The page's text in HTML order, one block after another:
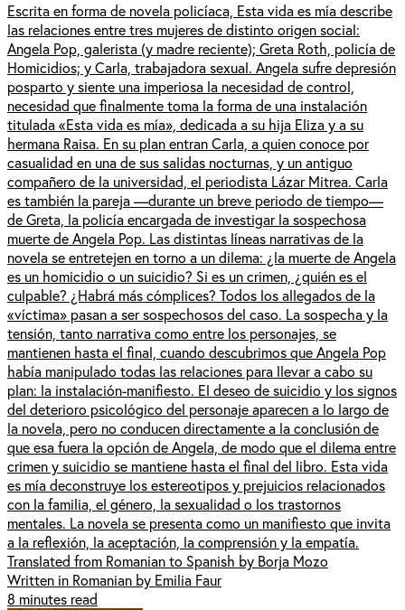
Escrita en forma de novela policíaca, Esta vida es mía describe
las relaciones entre tres mujeres de distinto origen social:
Angela Pop, galerista (y madre reciente); Greta Roth, policía de
Homicidios; y Carla, trabajadora sexual. Angela sufre depresión
posparto y siente una imperiosa la necesidad de control,
necesidad que finalmente toma la forma de una instalación
titulada «Esta vida es mía», dedicada a su hija Eliza y a su
hermana Raisa. En su plan entran Carla, a quien conoce por
casualidad en una de sus salidas nocturnas, y un antiguo
compañero de la universidad, el periodista Lázar Mitrea. Carla
es también la pareja —durante un breve periodo de tiempo—
de Greta, la policía encargada de investigar la sospechosa
muerte de Angela Pop. Las distintas líneas narrativas de la
novela se entretejen en torno a un dilema: ¿la muerte de Angela
es un homicidio o un suicidio? Si es un crimen, ¿quién es el
culpable? ¿Habrá más cómplices? Todos los allegados de la
«víctima» pasan a ser sospechosos del caso. La sospecha y la
tensión, tanto narrativa como entre los personajes, se
mantienen hasta el final, cuando descubrimos que Angela Pop
había manipulado todas las relaciones para llevar a cabo su
plan: la instalación-manifiesto. El deseo de suicidio y los signos
del deterioro psicológico del personaje aparecen a lo largo de
la novela, pero no conducen directamente a la conclusión de
que esa fuera la opción de Angela, de modo que el dilema entre
crimen y suicidio se mantiene hasta el final del libro. Esta vida
es mía deconstruye los estereotipos y prejuicios relacionados
con la familia, el género, la sexualidad o los trastornos
mentales. La novela se presenta como un manifiesto que invita
a la reflexión, la aceptación, la comprensión y la empatía.
Translated from Romanian to Spanish by Borja Mozo
Written in Romanian by Emilia Faur
8 minutes read